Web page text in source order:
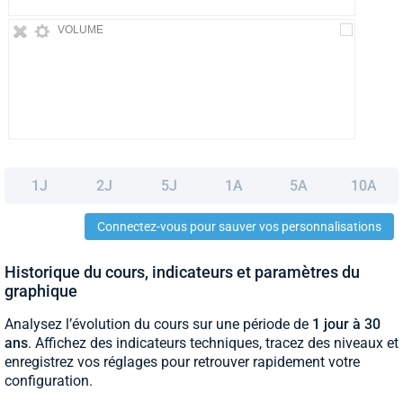
VOLUME
1J 2J 5J 1A 5A 10A
Connectez-vous pour sauver vos personnalisations
Historique du cours, indicateurs et paramètres du
graphique
Analysez l’évolution du cours sur une période de 1 jour à 30
ans. Affichez des indicateurs techniques, tracez des niveaux et
enregistrez vos réglages pour retrouver rapidement votre
configuration.